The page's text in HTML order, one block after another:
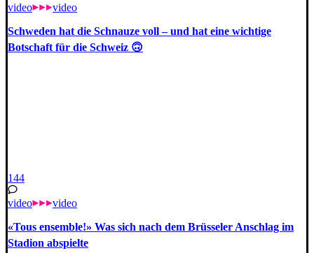
video video
Schweden hat die Schnauze voll – und hat eine wichtige
Botschaft für die Schweiz 🙃
144
video video
«Tous ensemble!» Was sich nach dem Brüsseler Anschlag im
Stadion abspielte